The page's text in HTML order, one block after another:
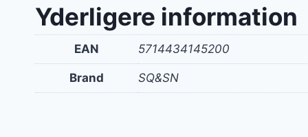
Yderligere information
EAN 5714434145200
Brand SQ&SN